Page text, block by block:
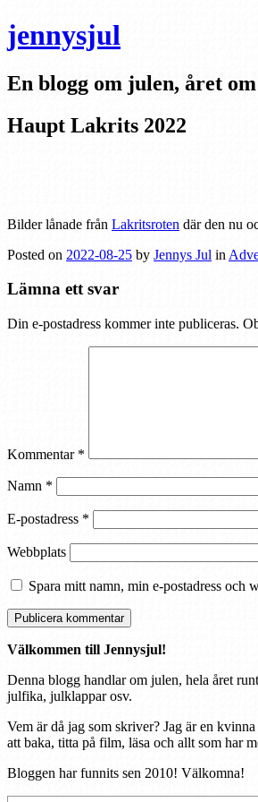
jennysjul
En blogg om julen, året
Haupt Lakrits 2022
Bilder lånade från Lakritsroten där den nu
Posted on 2022-08-25 by Jennys Jul in
Lämna ett svar
Din e-postadress kommer inte publiceras.
Kommentar *
Namn *
E-postadress *
Webbplats
Spara mitt namn, min e-postadress och
Välkommen till Jennysjul!
Denna blogg handlar om julen, hela året
julfika, julklappar osv.
Vem är då jag som skriver? Jag är en
att baka, titta på film, läsa och allt som har
Bloggen har funnits sen 2010! Välkomna!